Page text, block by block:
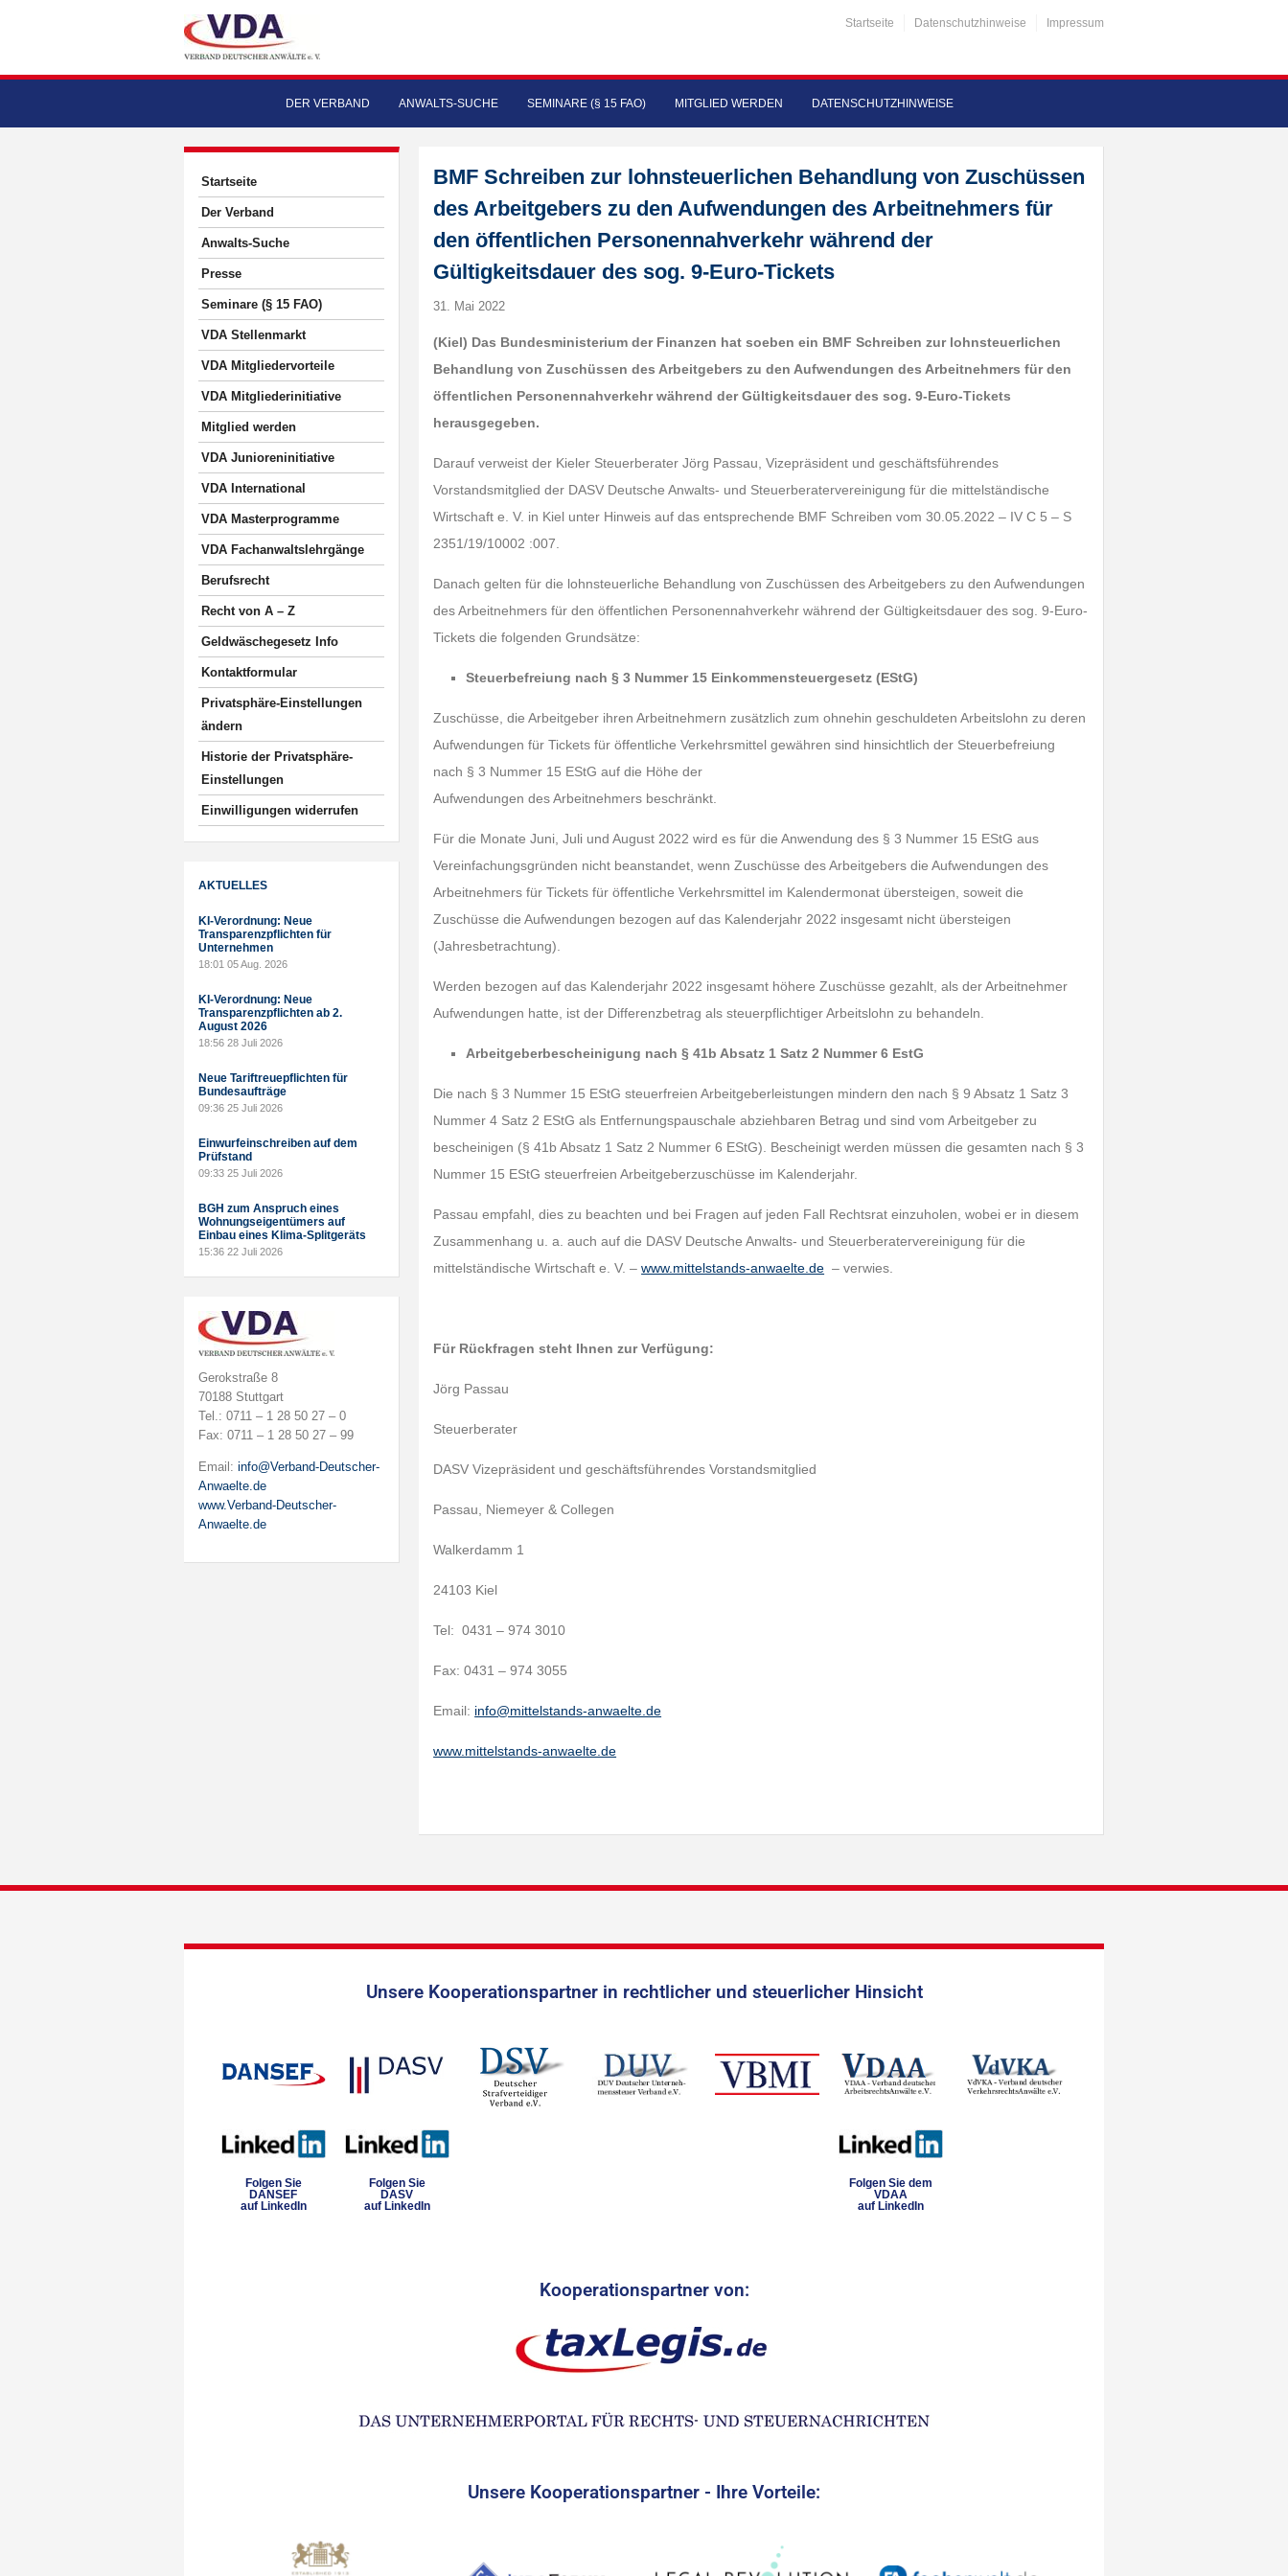
Startseite Datenschutzhinweise Impressum
DER VERBAND ANWALTS-SUCHE SEMINARE (§ 15 FAO) MITGLIED WERDEN DATENSCHUTZHINWEISE
Startseite
Der Verband
Anwalts-Suche
Presse
Seminare (§ 15 FAO)
VDA Stellenmarkt
VDA Mitgliedervorteile
VDA Mitgliederinitiative
Mitglied werden
VDA Junioreninitiative
VDA International
VDA Masterprogramme
VDA Fachanwaltslehrgänge
Berufsrecht
Recht von A – Z
Geldwäschegesetz Info
Kontaktformular
Privatsphäre-Einstellungen
ändern
Historie der Privatsphäre-
Einstellungen
Einwilligungen widerrufen
AKTUELLES
KI-Verordnung: Neue
Transparenzpflichten für
Unternehmen
18:01 05 Aug. 2026
KI-Verordnung: Neue
Transparenzpflichten ab 2.
August 2026
18:56 28 Juli 2026
Neue Tariftreuepflichten für
Bundesaufträge
09:36 25 Juli 2026
Einwurfeinschreiben auf dem
Prüfstand
09:33 25 Juli 2026
BGH zum Anspruch eines
Wohnungseigentümers auf
Einbau eines Klima-Splitgeräts
15:36 22 Juli 2026
Gerokstraße 8
70188 Stuttgart
Tel.: 0711 – 1 28 50 27 – 0
Fax: 0711 – 1 28 50 27 – 99
Email: info@Verband-Deutscher-
Anwaelte.de
www.Verband-Deutscher-
Anwaelte.de
BMF Schreiben zur lohnsteuerlichen Behandlung von Zuschüssen
des Arbeitgebers zu den Aufwendungen des Arbeitnehmers für
den öffentlichen Personennahverkehr während der
Gültigkeitsdauer des sog. 9-Euro-Tickets
31. Mai 2022
(Kiel) Das Bundesministerium der Finanzen hat soeben ein BMF Schreiben zur lohnsteuerlichen
Behandlung von Zuschüssen des Arbeitgebers zu den Aufwendungen des Arbeitnehmers für den
öffentlichen Personennahverkehr während der Gültigkeitsdauer des sog. 9-Euro-Tickets
herausgegeben.
Darauf verweist der Kieler Steuerberater Jörg Passau, Vizepräsident und geschäftsführendes
Vorstandsmitglied der DASV Deutsche Anwalts- und Steuerberatervereinigung für die mittelständische
Wirtschaft e. V. in Kiel unter Hinweis auf das entsprechende BMF Schreiben vom 30.05.2022 – IV C 5 – S
2351/19/10002 :007.
Danach gelten für die lohnsteuerliche Behandlung von Zuschüssen des Arbeitgebers zu den Aufwendungen
des Arbeitnehmers für den öffentlichen Personennahverkehr während der Gültigkeitsdauer des sog. 9-Euro-
Tickets die folgenden Grundsätze:
Steuerbefreiung nach § 3 Nummer 15 Einkommensteuergesetz (EStG)
Zuschüsse, die Arbeitgeber ihren Arbeitnehmern zusätzlich zum ohnehin geschuldeten Arbeitslohn zu deren
Aufwendungen für Tickets für öffentliche Verkehrsmittel gewähren sind hinsichtlich der Steuerbefreiung
nach § 3 Nummer 15 EStG auf die Höhe der
Aufwendungen des Arbeitnehmers beschränkt.
Für die Monate Juni, Juli und August 2022 wird es für die Anwendung des § 3 Nummer 15 EStG aus
Vereinfachungsgründen nicht beanstandet, wenn Zuschüsse des Arbeitgebers die Aufwendungen des
Arbeitnehmers für Tickets für öffentliche Verkehrsmittel im Kalendermonat übersteigen, soweit die
Zuschüsse die Aufwendungen bezogen auf das Kalenderjahr 2022 insgesamt nicht übersteigen
(Jahresbetrachtung).
Werden bezogen auf das Kalenderjahr 2022 insgesamt höhere Zuschüsse gezahlt, als der Arbeitnehmer
Aufwendungen hatte, ist der Differenzbetrag als steuerpflichtiger Arbeitslohn zu behandeln.
Arbeitgeberbescheinigung nach § 41b Absatz 1 Satz 2 Nummer 6 EstG
Die nach § 3 Nummer 15 EStG steuerfreien Arbeitgeberleistungen mindern den nach § 9 Absatz 1 Satz 3
Nummer 4 Satz 2 EStG als Entfernungspauschale abziehbaren Betrag und sind vom Arbeitgeber zu
bescheinigen (§ 41b Absatz 1 Satz 2 Nummer 6 EStG). Bescheinigt werden müssen die gesamten nach § 3
Nummer 15 EStG steuerfreien Arbeitgeberzuschüsse im Kalenderjahr.
Passau empfahl, dies zu beachten und bei Fragen auf jeden Fall Rechtsrat einzuholen, wobei er in diesem
Zusammenhang u. a. auch auf die DASV Deutsche Anwalts- und Steuerberatervereinigung für die
mittelständische Wirtschaft e. V. –www.mittelstands-anwaelte.de – verwies.
Für Rückfragen steht Ihnen zur Verfügung:
Jörg Passau
Steuerberater
DASV Vizepräsident und geschäftsführendes Vorstandsmitglied
Passau, Niemeyer & Collegen
Walkerdamm 1
24103 Kiel
Tel: 0431 – 974 3010
Fax: 0431 – 974 3055
Email: info@mittelstands-anwaelte.de
www.mittelstands-anwaelte.de
Unsere Kooperationspartner in rechtlicher und steuerlicher Hinsicht
Folgen Sie
DANSEF
auf LinkedIn
Folgen Sie
DASV
auf LinkedIn
Folgen Sie dem
VDAA
auf LinkedIn
Kooperationspartner von:
Unsere Kooperationspartner - Ihre Vorteile: